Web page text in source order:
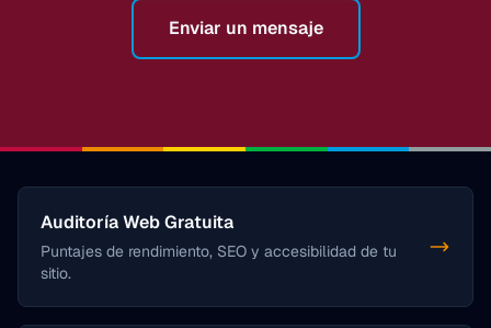
Enviar un mensaje
Auditoría Web Gratuita
Puntajes de rendimiento, SEO y accesibilidad de tu
sitio.